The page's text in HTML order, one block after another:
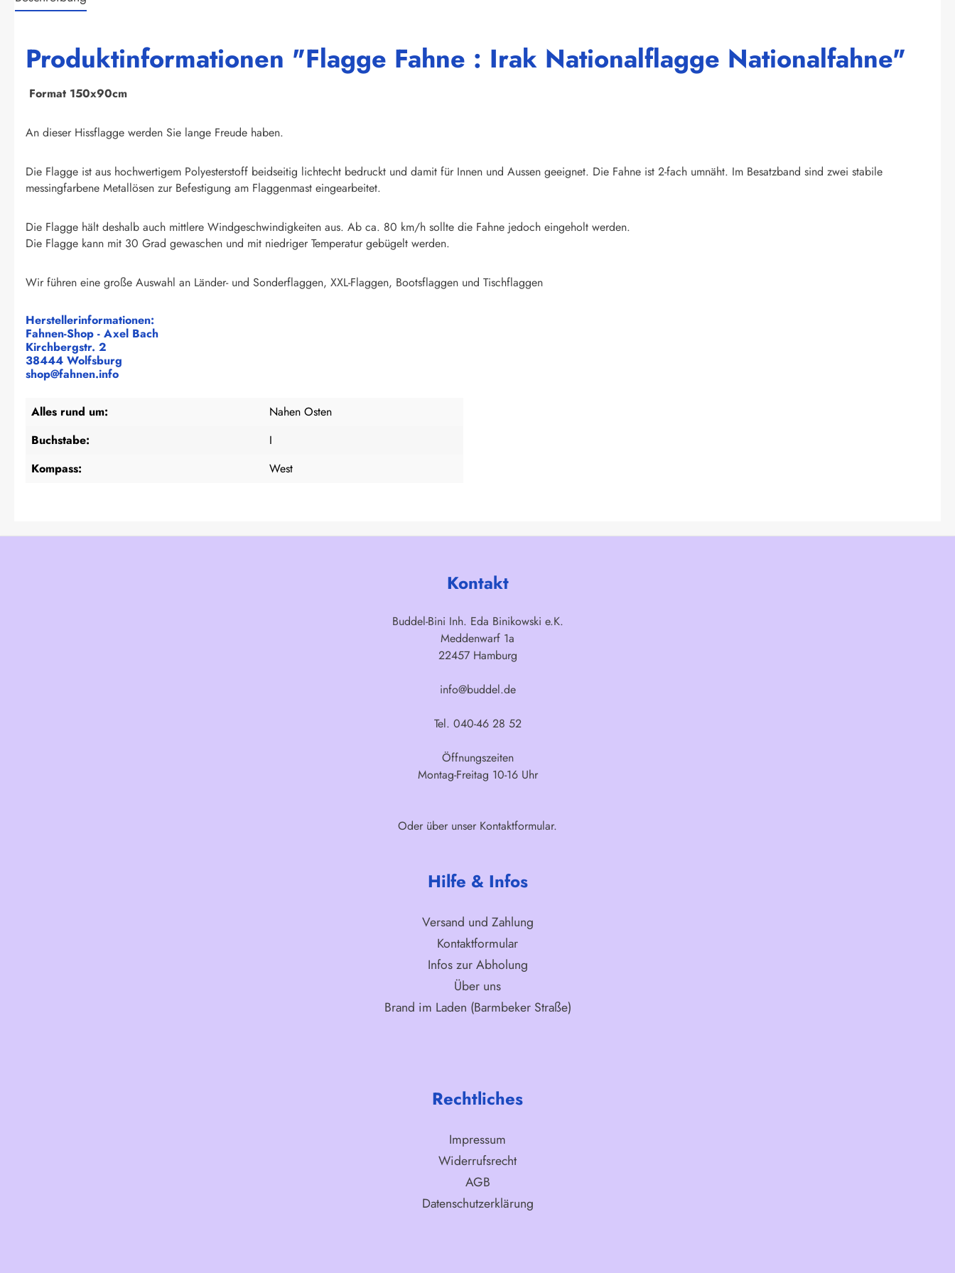
Produktinformationen "Flagge Fahne : Irak Nationalflagge Nationalfahne"
Format 150x90cm
An dieser Hissflagge werden Sie lange Freude haben.
Die Flagge ist aus hochwertigem Polyesterstoff beidseitig lichtecht bedruckt und damit für Innen und Aussen geeignet. Die Fahne ist 2-fach umnäht. Im Besatzband sind zwei stabile
messingfarbene Metallösen zur Befestigung am Flaggenmast eingearbeitet.
Die Flagge hält deshalb auch mittlere Windgeschwindigkeiten aus. Ab ca. 80 km/h sollte die Fahne jedoch eingeholt werden.
Die Flagge kann mit 30 Grad gewaschen und mit niedriger Temperatur gebügelt werden.
Wir führen eine große Auswahl an Länder- und Sonderflaggen, XXL-Flaggen, Bootsflaggen und Tischflaggen
Herstellerinformationen:
Fahnen-Shop - Axel Bach
Kirchbergstr. 2
38444 Wolfsburg
shop@fahnen.info
Alles rund um:
Nahen Osten
Buchstabe:
I
Kompass:
West
Kontakt
Buddel-Bini Inh. Eda Binikowski e.K.
Meddenwarf 1a
22457 Hamburg
info@buddel.de
Tel. 040-46 28 52
Öffnungszeiten
Montag-Freitag 10-16 Uhr
Oder über unser Kontaktformular.
Hilfe & Infos
Versand und Zahlung
Kontaktformular
Infos zur Abholung
Über uns
Brand im Laden (Barmbeker Straße)
Rechtliches
Impressum
Widerrufsrecht
AGB
Datenschutzerklärung